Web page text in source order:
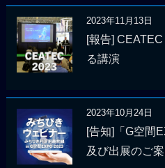
2023年11月13日
[報告]
る講演
2023年10月24日
[告知]「G空間
及び出展のご